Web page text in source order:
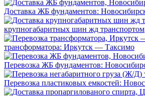
Доставка ЖБ фундаментов:
крупногабаритных шин жд транспортом
трансформатора: Иркутск — Таксимо
Перевозка ЖБ фундаментов:
Перевозка пластиковых емкостей: